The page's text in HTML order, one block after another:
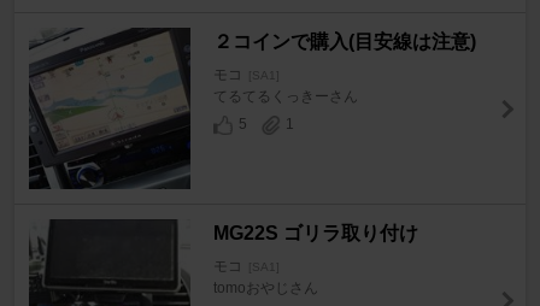
２コインで購入(目安線は注意)
モコ [SA1]
てるてるくっきーさん
5
1
MG22S ゴリラ取り付け
モコ [SA1]
tomoおやじさん